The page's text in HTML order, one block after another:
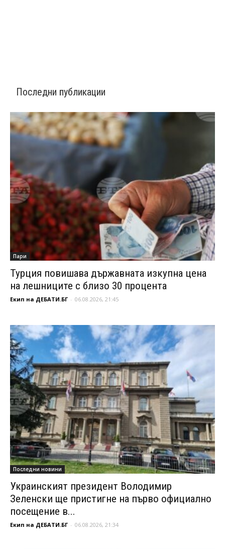
Последни публикации
Пари
Турция повишава държавната изкупна цена
на лешниците с близо 30 процента
Екип на ДЕБАТИ.БГ - 06.08.2026, 21:45
Последни новини
Украинският президент Володимир
Зеленски ще пристигне на първо официално
посещение в...
Екип на ДЕБАТИ.БГ - 06.08.2026, 21:34